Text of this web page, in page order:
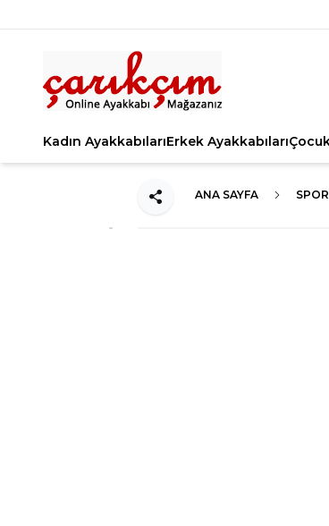
Kadın AyakkabılarıErkek Ayakkabıları
ANA SAYFA
Paylaş